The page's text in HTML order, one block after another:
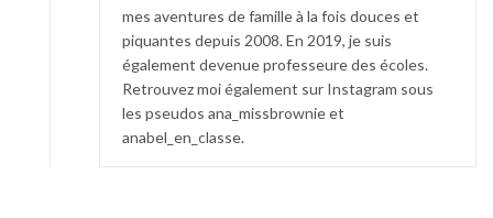
mes aventures de famille à la fois douces et
piquantes depuis 2008. En 2019, je suis
également devenue professeure des écoles.
Retrouvez moi également sur Instagram sous
les pseudos ana_missbrownie et
anabel_en_classe.